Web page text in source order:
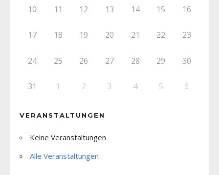
10 11 12 13 14 15 16
17 18 19 20 21 22 23
24 25 26 27 28 29 30
31 1 2 3 4 5 6
VERANSTALTUNGEN
Keine Veranstaltungen
Alle Veranstaltungen